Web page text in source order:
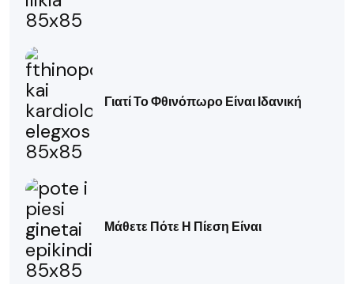
Γιατί Το Φθινόπωρο Είναι Ιδανική
Μάθετε Πότε Η Πίεση Είναι